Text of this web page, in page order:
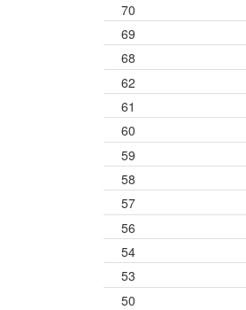
70
69
68
62
61
60
59
58
57
56
54
53
50